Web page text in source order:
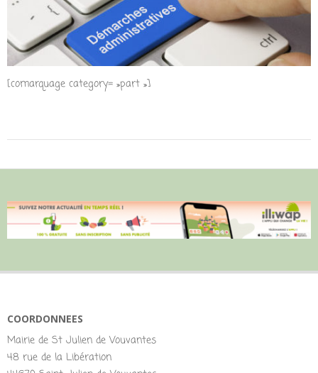
[comarquage category= »part »]
COORDONNEES
Mairie de St Julien de Vouvantes
48 rue de la Libération